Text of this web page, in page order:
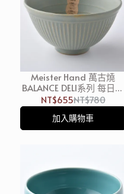
Meister Hand 萬古燒
BALANCE DELI系列 每日茶
碗 12cm 綠 日本製
NT$655NT$780
加入購物車